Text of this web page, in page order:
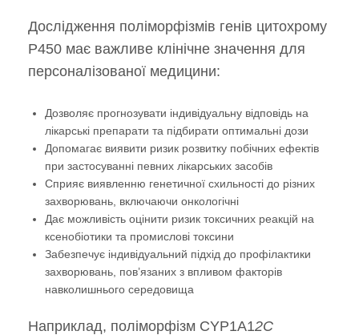
Дослідження поліморфізмів генів цитохрому
P450 має важливе клінічне значення для
персоналізованої медицини:
Дозволяє прогнозувати індивідуальну відповідь на
лікарські препарати та підбирати оптимальні дози
Допомагає виявити ризик розвитку побічних ефектів
при застосуванні певних лікарських засобів
Сприяє виявленню генетичної схильності до різних
захворювань, включаючи онкологічні
Дає можливість оцінити ризик токсичних реакцій на
ксенобіотики та промислові токсини
Забезпечує індивідуальний підхід до профілактики
захворювань, пов’язаних з впливом факторів
навколишнього середовища
Наприклад, поліморфізм CYP1A12C